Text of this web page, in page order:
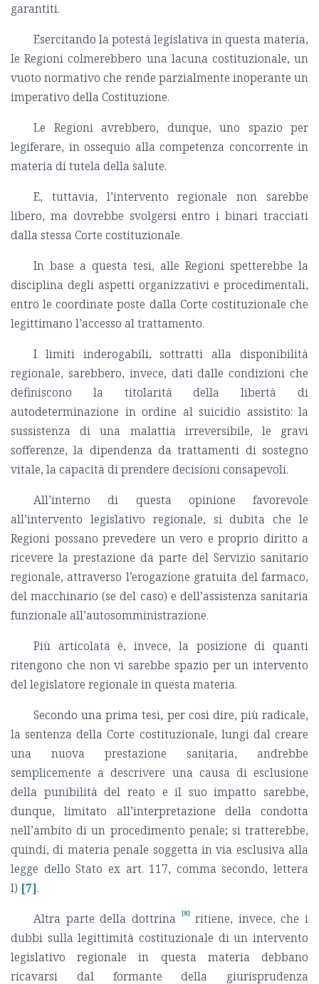
garantiti.
Esercitando la potestà legislativa in questa materia,
le Regioni colmerebbero una lacuna costituzionale, un
vuoto normativo che rende parzialmente inoperante un
imperativo della Costituzione.
Le Regioni avrebbero, dunque, uno spazio per
legiferare, in ossequio alla competenza concorrente in
materia di tutela della salute.
E, tuttavia, l’intervento regionale non sarebbe
libero, ma dovrebbe svolgersi entro i binari tracciati
dalla stessa Corte costituzionale.
In base a questa tesi, alle Regioni spetterebbe la
disciplina degli aspetti organizzativi e procedimentali,
entro le coordinate poste dalla Corte costituzionale che
legittimano l’accesso al trattamento.
I limiti inderogabili, sottratti alla disponibilità
regionale, sarebbero, invece, dati dalle condizioni che
definiscono la titolarità della libertà di
autodeterminazione in ordine al suicidio assistito: la
sussistenza di una malattia irreversibile, le gravi
sofferenze, la dipendenza da trattamenti di sostegno
vitale, la capacità di prendere decisioni consapevoli.
All’interno di questa opinione favorevole
all’intervento legislativo regionale, si dubita che le
Regioni possano prevedere un vero e proprio diritto a
ricevere la prestazione da parte del Servizio sanitario
regionale, attraverso l’erogazione gratuita del farmaco,
del macchinario (se del caso) e dell’assistenza sanitaria
funzionale all’autosomministrazione.
Più articolata è, invece, la posizione di quanti
ritengono che non vi sarebbe spazio per un intervento
del legislatore regionale in questa materia.
Secondo una prima tesi, per così dire, più radicale,
la sentenza della Corte costituzionale, lungi dal creare
una nuova prestazione sanitaria, andrebbe
semplicemente a descrivere una causa di esclusione
della punibilità del reato e il suo impatto sarebbe,
dunque, limitato all’interpretazione della condotta
nell’ambito di un procedimento penale; si tratterebbe,
quindi, di materia penale soggetta in via esclusiva alla
legge dello Stato ex art. 117, comma secondo, lettera
l) [7].
Altra parte della dottrina
[8]
ritiene, invece, che i
dubbi sulla legittimità costituzionale di un intervento
legislativo regionale in questa materia debbano
ricavarsi dal formante della giurisprudenza